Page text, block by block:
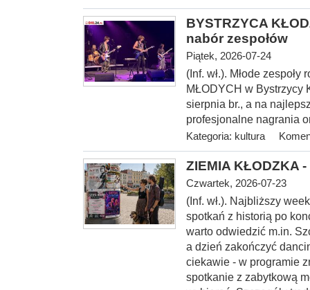
BYSTRZYCA
nabór zespołów
Piątek, 2026-07-24
(Inf. wł.). Młode
MŁODYCH w Bystrzycy
sierpnia br., a na
profesjonalne nagrania
Kategoria: kultura
ZIEMIA KŁODZKA
Czwartek, 2026-07-23
(Inf. wł.). Najbliższy
spotkań z historią po
warto odwiedzić m.in.
a dzień zakończyć
ciekawie - w programie
spotkanie z zabytkową